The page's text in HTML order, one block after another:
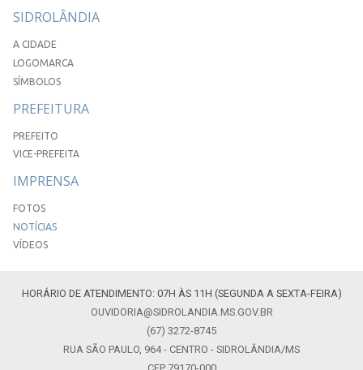
SIDROLÂNDIA
A CIDADE
LOGOMARCA
SÍMBOLOS
PREFEITURA
PREFEITO
VICE-PREFEITA
IMPRENSA
FOTOS
NOTÍCIAS
VÍDEOS
HORÁRIO DE ATENDIMENTO: 07H ÀS 11H (SEGUNDA A SEXTA-FEIRA)
OUVIDORIA@SIDROLANDIA.MS.GOV.BR
(67) 3272-8745
RUA SÃO PAULO, 964 - CENTRO - SIDROLÂNDIA/MS